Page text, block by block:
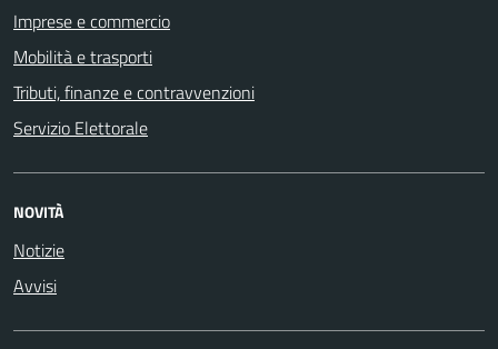
Imprese e commercio
Mobilità e trasporti
Tributi, finanze e contravvenzioni
Servizio Elettorale
NOVITÀ
Notizie
Avvisi